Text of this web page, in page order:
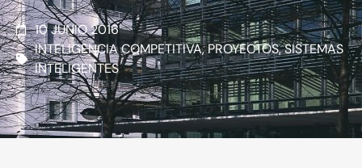
10 JUNIO 2016
INTELIGENCIA COMPETITIVA,PROYECTOS,SISTEMAS
INTELIGENTES